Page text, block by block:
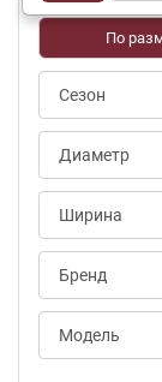
По